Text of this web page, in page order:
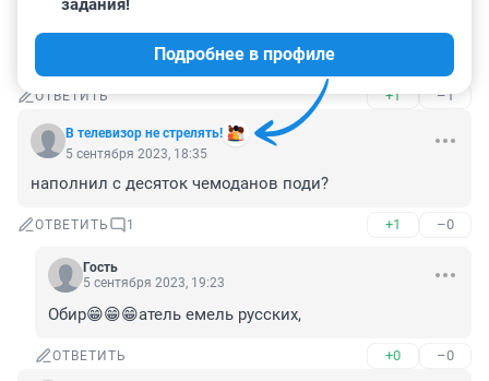
Гость
ОТВЕТИТЬ +1 –1
В телевизор не стрелять!
задания!
Подробнее в профиле
5 сентября 2023, 18:35
наполнил с десяток чемоданов поди?
ОТВЕТИТЬ 1 +1 –0
Гость
5 сентября 2023, 19:23
Обир😁😁😁атель емель русских,
ОТВЕТИТЬ +0 –0